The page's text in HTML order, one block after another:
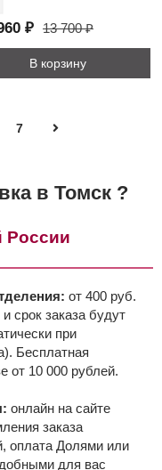
₽ 13 700 ₽
В корзину
7
в Томск ?
России
от 400 руб.
срок заказа будут
при
Бесплатная
от 10 000 рублей.
онлайн на сайте
заказа
оплата Долями или
для вас